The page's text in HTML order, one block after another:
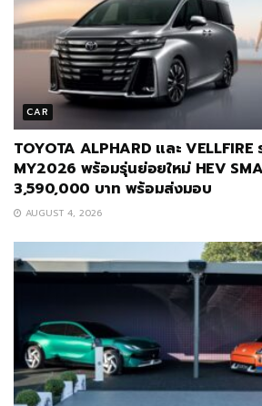
CAR
TOYOTA ALPHARD และ
MY2026 พร้อมรุ่นย่อยใหม่ HEV
3,590,000 บาท พร้อมส่งมอบ
AUGUST 4, 2026